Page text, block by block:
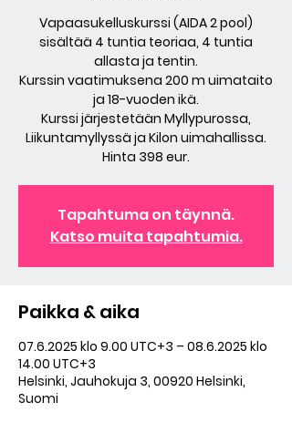
Vapaasukelluskurssi (AIDA 2 pool)
sisältää 4 tuntia teoriaa, 4 tuntia
allasta ja tentin.
Kurssin vaatimuksena 200 m uimataito
ja 18-vuoden ikä.
Kurssi järjestetään Myllypurossa,
Liikuntamyllyssä ja Kilon uimahallissa.
Hinta 398 eur.
Tapahtuma on täynnä.
Katso muita tapahtumia.
Paikka & aika
07.6.2025 klo 9.00 UTC+3 – 08.6.2025 klo
14.00 UTC+3
Helsinki, Jauhokuja 3, 00920 Helsinki,
Suomi